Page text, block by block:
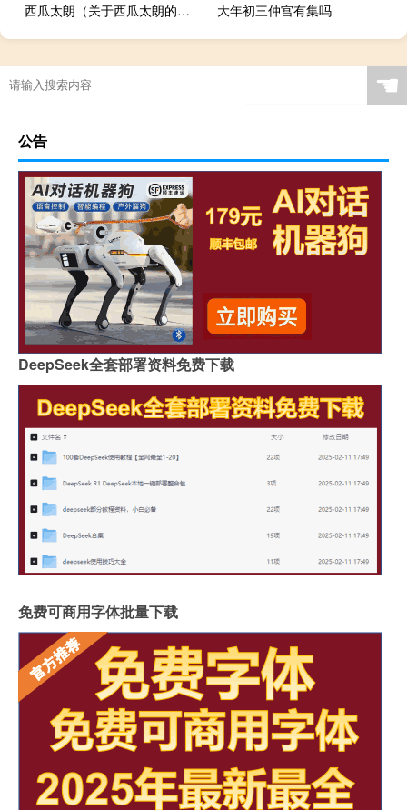
西瓜太朗（关于西瓜太朗的介绍）
大年初三仲宫有集吗
社体要学什么
☚
公告
DeepSeek全套部署资料免费下载
免费可商用字体批量下载